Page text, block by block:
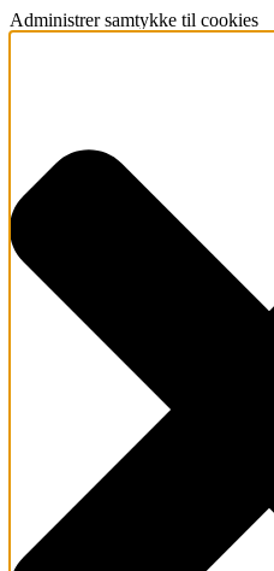
Administrer samtykke til cookies